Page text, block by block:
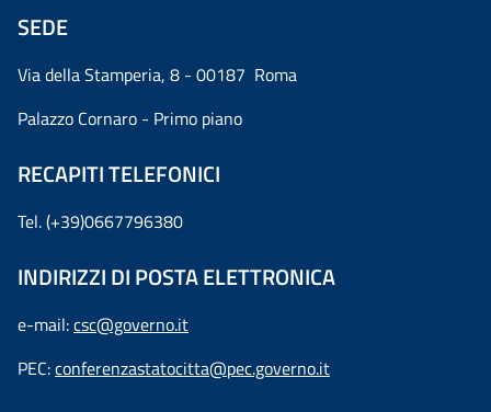
SEDE
Via della Stamperia, 8 - 00187 Roma
Palazzo Cornaro - Primo piano
RECAPITI TELEFONICI
Tel. (+39)0667796380
INDIRIZZI DI POSTA ELETTRONICA
e-mail:csc@governo.it
PEC:conferenzastatocitta@pec.governo.it